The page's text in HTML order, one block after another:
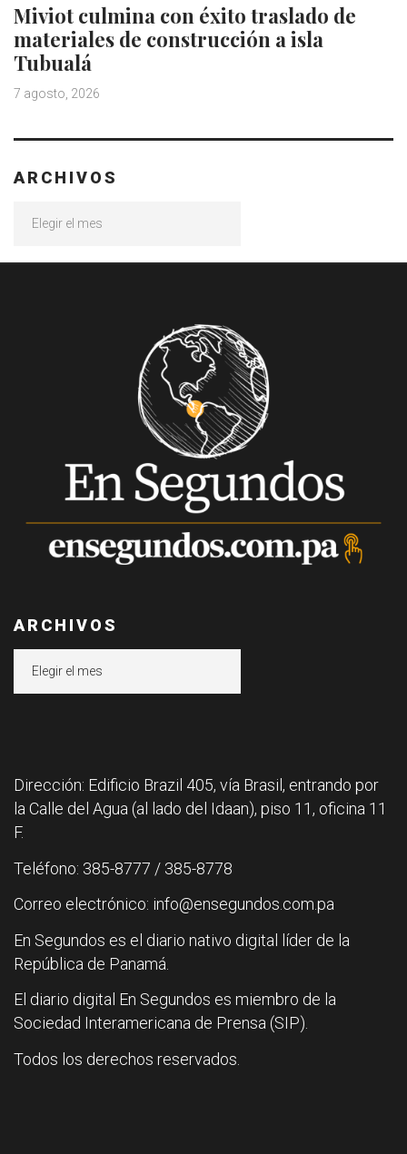
Miviot culmina con éxito traslado de
materiales de construcción a isla
Tubualá
7 agosto, 2026
ARCHIVOS
ARCHIVOS
Dirección: Edificio Brazil 405, vía Brasil, entrando por
la Calle del Agua (al lado del Idaan), piso 11, oficina 11
F.
Teléfono: 385-8777 / 385-8778
Correo electrónico: info@ensegundos.com.pa
En Segundos es el diario nativo digital líder de la
República de Panamá.
El diario digital En Segundos es miembro de la
Sociedad Interamericana de Prensa (SIP).
Todos los derechos reservados.